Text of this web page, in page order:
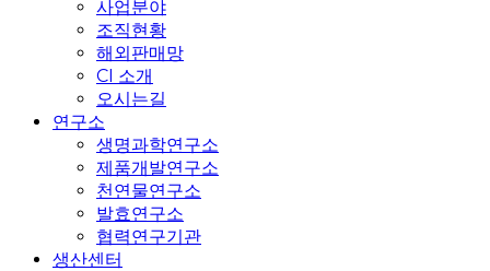
사업분야
조직현황
해외판매망
CI 소개
오시는길
연구소
생명과학연구소
제품개발연구소
천연물연구소
발효연구소
협력연구기관
생산센터